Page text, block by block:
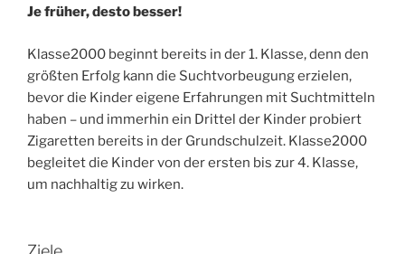
Je früher, desto besser!
Klasse2000 beginnt bereits in der 1. Klasse, denn den
größten Erfolg kann die Suchtvorbeugung erzielen,
bevor die Kinder eigene Erfahrungen mit Suchtmitteln
haben – und immerhin ein Drittel der Kinder probiert
Zigaretten bereits in der Grundschulzeit. Klasse2000
begleitet die Kinder von der ersten bis zur 4. Klasse,
um nachhaltig zu wirken.